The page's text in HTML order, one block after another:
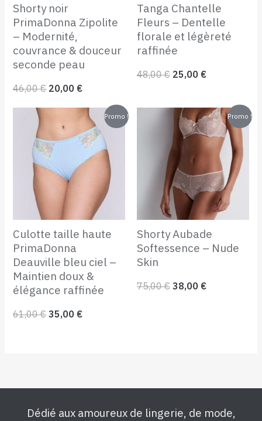
Shorty noir
PrimaDonna Zipolite
– Modernité,
couvrance & douceur
seconde peau
46,00€ 20,00 €
Tanga Chantelle
Fleurs – Dentelle
florale et légèreté
raffinée
48,00€ 25,00 €
Promo !
Culotte taille haute
PrimaDonna
Deauville bleu ciel –
Maintien doux &
élégance raffinée
61,00€
prix
initial
était :
61,00 €.
35,00 €
Le
prix
actuel
est :
35,00 €.
Promo !
Shorty Aubade
Softessence – Nude
Skin
75,00€
Le
prix
initial
était :
75,00 €.
38,00 €
Le
prix
actuel
est :
38,00 €.
Dédié aux amoureux de lingerie, de mode,